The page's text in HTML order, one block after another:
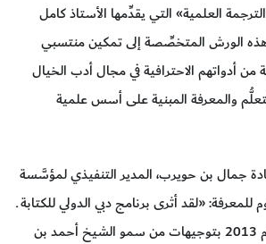
العلمية» التي يقدِّمها الأستاذ كامل
الورش المتخصِّصة إلى تمكين منتسبي
من أدواتهم الاحترافية في مجال أدب الخيال
والمعرفة المبنية على أسس علمية
جمال بن حويرب، المدير التنفيذي لمؤسَّسة
«لقد أثرى برنامج دبي الدولي للكتابة ـ
الذي أُطْلِقَ في أكتوبر عام 2013 بتوجيهات من سمو الشيخ أحمد بن